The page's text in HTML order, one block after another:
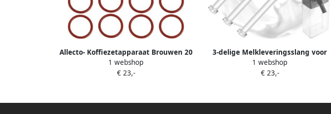
Allecto- Koffiezetapparaat Brouwen 20
stuks O-Ring Groep DeLonghi ECAM
Esam ETAM Compatibel met Zwart
1 webshop
€ 23,-
3-delige Melkleveringsslang voor
Volautomatische Koffiemachines
Hoogwaardige 15.8cm
ETAM ESAM
1 webshop
€ 23,-